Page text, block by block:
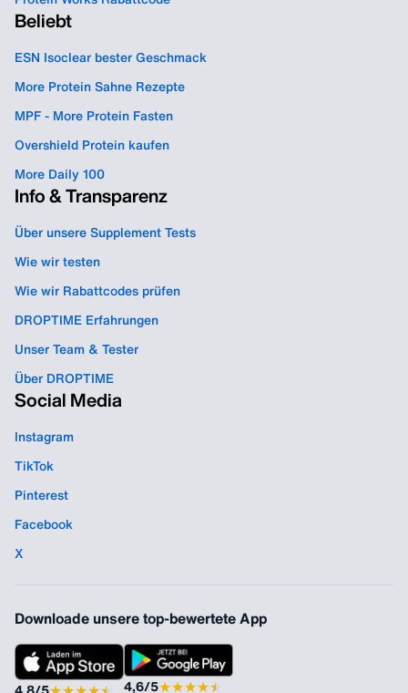
Beliebt
ESN Isoclear bester Geschmack
More Protein Sahne Rezepte
MPF - More Protein Fasten
Overshield Protein kaufen
More Daily 100
Info & Transparenz
Über unsere Supplement Tests
Wie wir testen
Wie wir Rabattcodes prüfen
DROPTIME Erfahrungen
Unser Team & Tester
Über DROPTIME
Social Media
Instagram
TikTok
Pinterest
Facebook
X
Downloade unsere top-bewertete App
4,6/5★★★★★
★